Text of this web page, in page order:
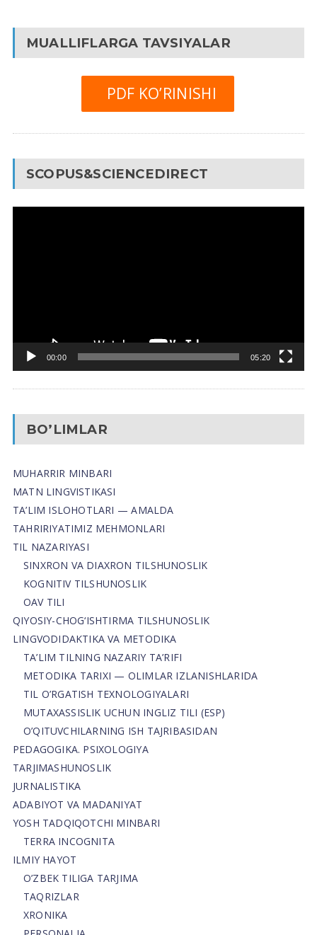
MUALLIFLARGA TAVSIYALAR
PDF KO’RINISHI
SCOPUS&SCIENCEDIRECT
00:00 05:20
BO’LIMLAR
MUHARRIR MINBARI
MATN LINGVISTIKASI
TA’LIM ISLOHOTLARI — AMALDA
TAHRIRIYATIMIZ MEHMONLARI
TIL NAZARIYASI
SINXRON VA DIAXRON TILSHUNOSLIK
KOGNITIV TILSHUNOSLIK
OAV TILI
QIYOSIY-CHOG‘ISHTIRMA TILSHUNOSLIK
LINGVODIDAKTIKA VA METODIKA
TA’LIM TILNING NAZARIY TA’RIFI
METODIKA TARIXI — OLIMLAR IZLANISHLARIDA
TIL O’RGATISH TEXNOLOGIYALARI
MUTAXASSISLIK UCHUN INGLIZ TILI (ESP)
O’QITUVCHILARNING ISH TAJRIBASIDAN
PEDAGOGIKA. PSIXOLOGIYA
TARJIMASHUNOSLIK
JURNALISTIKA
ADABIYOT VA MADANIYAT
YOSH TADQIQOTCHI MINBARI
TERRA INCOGNITA
ILMIY HAYOT
O’ZBEK TILIGA TARJIMA
TAQRIZLAR
XRONIKA